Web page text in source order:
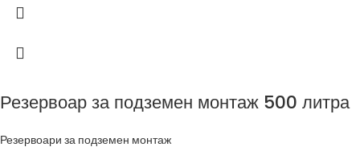
Резервоар за подземен монтаж 500 литра
Резервоари за подземен монтаж